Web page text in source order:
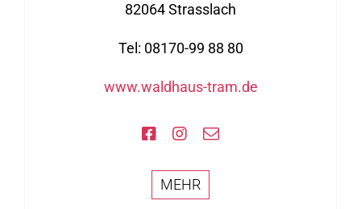
82064 Strasslach
Tel: 08170-99 88 80
www.waldhaus-tram.de
MEHR